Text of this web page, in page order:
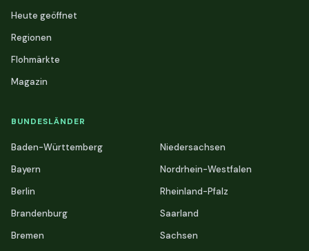
Heute geöffnet
Regionen
Flohmärkte
Magazin
BUNDESLÄNDER
Baden-Württemberg
Bayern
Berlin
Brandenburg
Bremen
Niedersachsen
Nordrhein-Westfalen
Rheinland-Pfalz
Saarland
Sachsen